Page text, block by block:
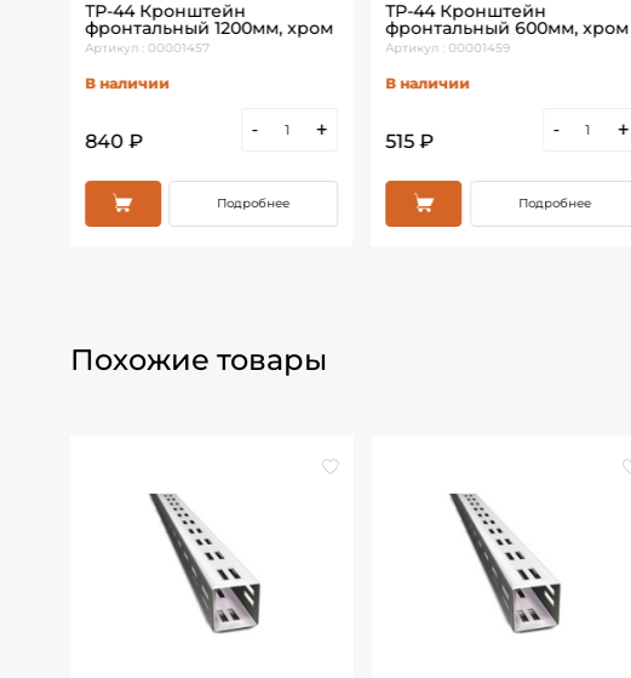
ТР-44 Кронштейн
фронтальный 1200мм, хром
Артикул : 00001457
В наличии
840 ₽
- +
Подробнее
ТР-44 Кронштейн
фронтальный 600мм, хром
Артикул : 00001459
В наличии
515 ₽
- +
Подробнее
Похожие товары